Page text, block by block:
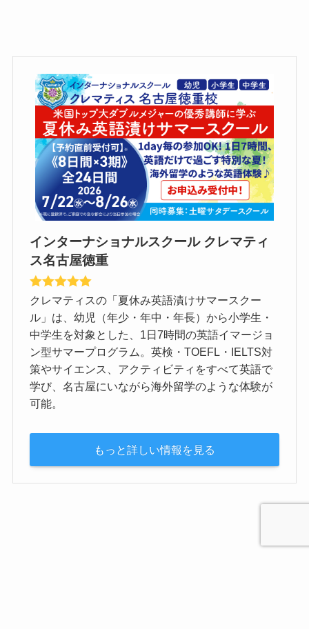
インターナショナルスクール クレマティ
ス名古屋徳重
クレマティスの「夏休み英語漬けサマースクー
ル」は、幼児（年少・年中・年長）から小学生・
中学生を対象とした、1日7時間の英語イマージョ
ン型サマープログラム。英検・TOEFL・IELTS対
策やサイエンス、アクティビティをすべて英語で
学び、名古屋にいながら海外留学のような体験が
可能。
もっと詳しい情報を見る